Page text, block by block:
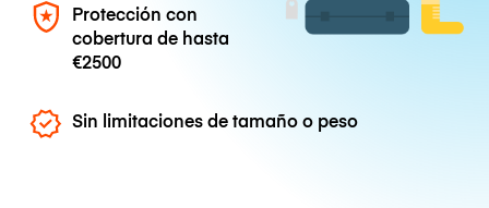
Protección con
cobertura de hasta
€2500
Sin limitaciones de tamaño o peso